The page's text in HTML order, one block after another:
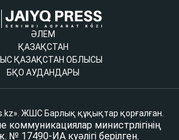
ӘЛЕМ
ҚАЗАҚСТАН
ҚАЗАҚСТАН ОБЛЫСЫ
БҚО АУДАНДАРЫ
ЖШС Барлық құқықтар қорғалған.
министрлігінің
№ 17490-ИА куәлігі берілген.